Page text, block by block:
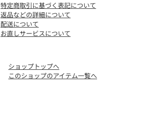
特定商取引に基づく表記について
返品などの詳細について
配送について
お直しサービスについて
ショップトップへ
このショップのアイテム一覧へ